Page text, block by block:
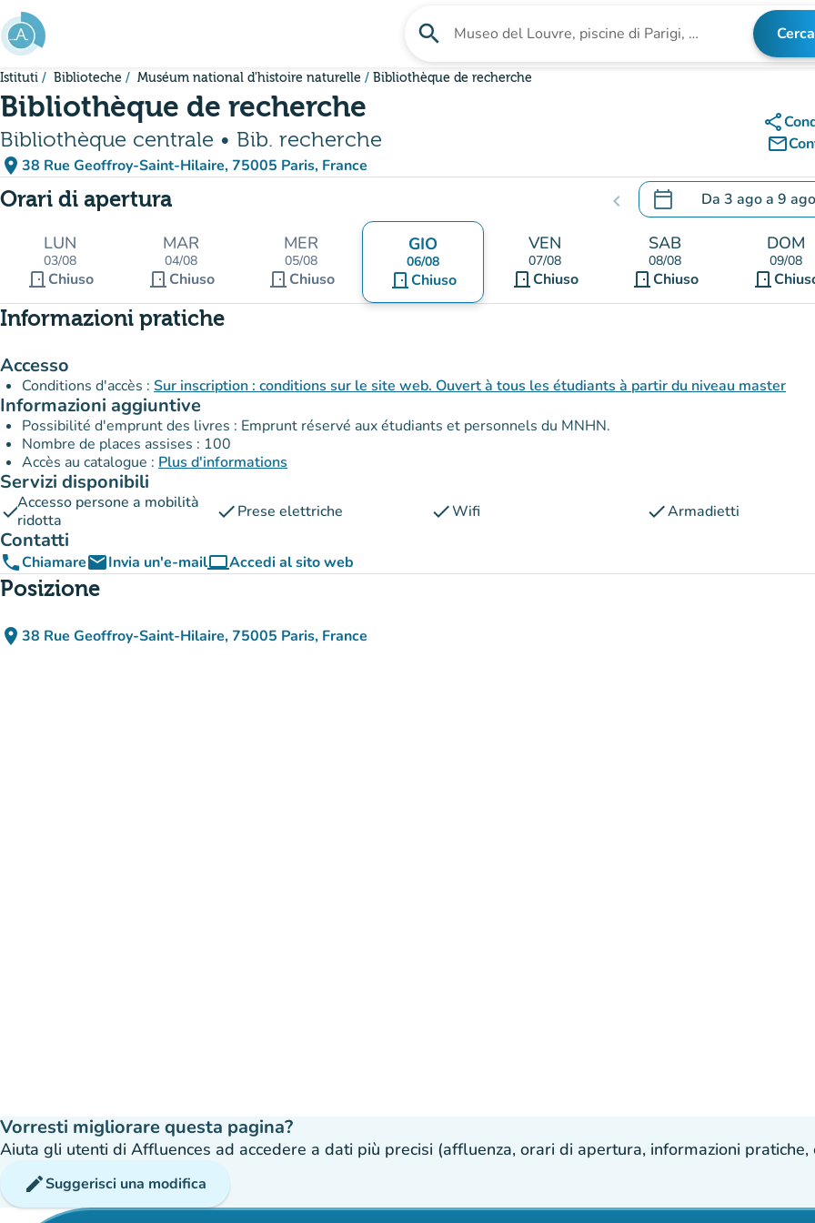
Vai al contenuto principale
search Cerca una struttura Cerca
Istituti Biblioteche Muséum national d'histoire naturelle Bibliothèque de recherche
Bibliothèque de recherche
Bibliothèque centrale • Bib. recherche
place 38 Rue Geoffroy-Saint-Hilaire, 75005 Paris, France
(apri in Google Maps)
(nuova scheda)
share
mail_outline
Orari di apertura chevron_left calendar_today Da 3 agoa 9 ago
.Aprire il calendario per
LUN
03/08
door_front Chiuso
MAR
04/08
door_front Chiuso
MER
05/08
door_front Chiuso
GIO
06/08
door_front Chiuso
VEN
07/08
door_front Chiuso
SAB
08/08
door_frontChiuso
DOM
09/08
door_front
Informazioni pratiche
Accesso
Conditions d'accès : Sur inscription : conditions sur le site web. Ouvert à tous les étudiants à partir du niveau master
Informazioni aggiuntive
Possibilité d'emprunt des livres : Emprunt réservé aux étudiants et personnels du MNHN.
Nombre de places assises : 100
Accès au catalogue : Plus d'informations
Servizi disponibili
checkAccesso persone a mobilità
ridotta
checkPrese elettriche checkWifi checkArmadietti
Contatti
phoneChiamareemailInvia un'e-mailcomputerAccedi al sito web
(nuova scheda)
Posizione
place 38 Rue Geoffroy-Saint-Hilaire, 75005 Paris, France
(apri in Google Maps)
(nuova scheda)
Vorresti migliorare questa pagina?
Aiuta gli utenti di Affluences ad accedere a dati più precisi (affluenza, orari di apertura, informazioni pratiche,
editSuggerisci una modifica